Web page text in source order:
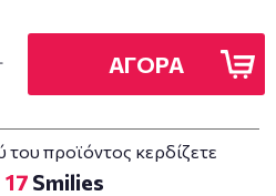
ΑΓΟΡΑ
προϊόντος κερδίζετε
17 Smilies